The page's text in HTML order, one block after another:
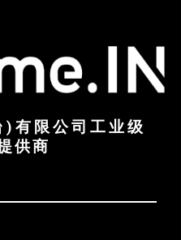
有限公司工业级
供商